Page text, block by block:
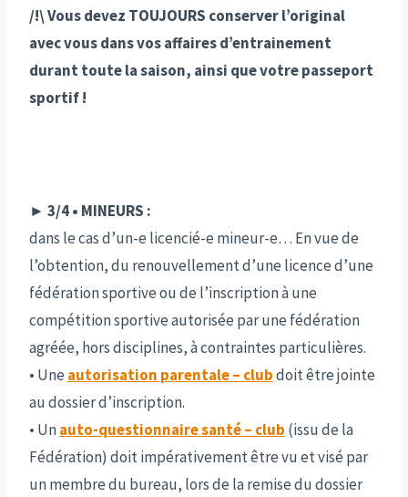
/!\ Vous devez TOUJOURS conserver l’original
avec vous dans vos affaires d’entrainement
durant toute la saison, ainsi que votre passeport
sportif !
► 3/4 • MINEURS :
dans le cas d’un-e licencié-e mineur-e… En vue de
l’obtention, du renouvellement d’une licence d’une
fédération sportive ou de l’inscription à une
compétition sportive autorisée par une fédération
agréée, hors disciplines, à contraintes particulières.
• Une autorisation parentale – clubdoit être jointe
au dossier d’inscription.
• Unauto-questionnaire santé – club (issu de la
Fédération) doit impérativement être vu et visé par
un membre du bureau, lors de la remise du dossier